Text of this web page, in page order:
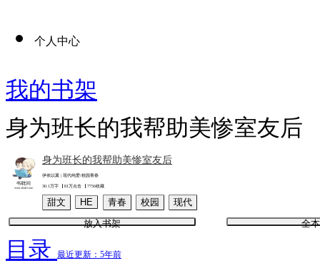
个人中心
我的书架
身为班长的我帮助美惨室友后
身为班长的我帮助美惨室友后
伊依以翼 | 现代纯爱/校园青春
30.1万字 81万点击 7756收藏
甜文 HE 青春 校园 现代
放入书架 全
目录 最近更新：5年前